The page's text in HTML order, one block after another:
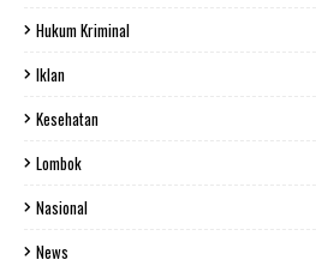
Hukum Kriminal
Iklan
Kesehatan
Lombok
Nasional
News